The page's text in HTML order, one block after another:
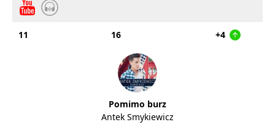
11 16 +4
Pomimo burz
Antek Smykiewicz